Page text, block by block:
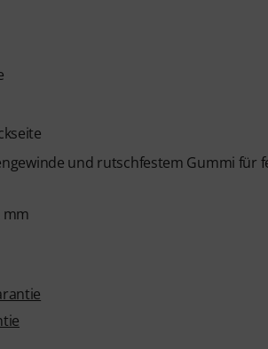
und rutschfestem Gummi für
mm